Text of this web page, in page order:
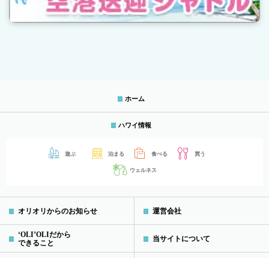
ホーム
ハワイ情報
遊ぶ 泊まる 食べる 買う
ウェルネス
オリオリからのお知らせ
‘OLI’OLIだから
できること
運営会社
当サイトについて